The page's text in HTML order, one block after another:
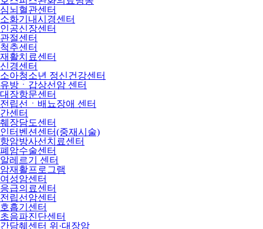
심뇌혈관센터
소화기내시경센터
인공신장센터
관절센터
척추센터
재활치료센터
신경센터
소아청소년 정신건강센터
유방ㆍ갑상선암 센터
대장항문센터
전립선ㆍ배뇨장애 센터
간센터
췌장담도센터
인터벤션센터(중재시술)
항암방사선치료센터
폐암수술센터
알레르기 센터
암재활프로그램
여성암센터
응급의료센터
전립선암센터
호흡기센터
초음파진단센터
간담췌센터 위·대장암